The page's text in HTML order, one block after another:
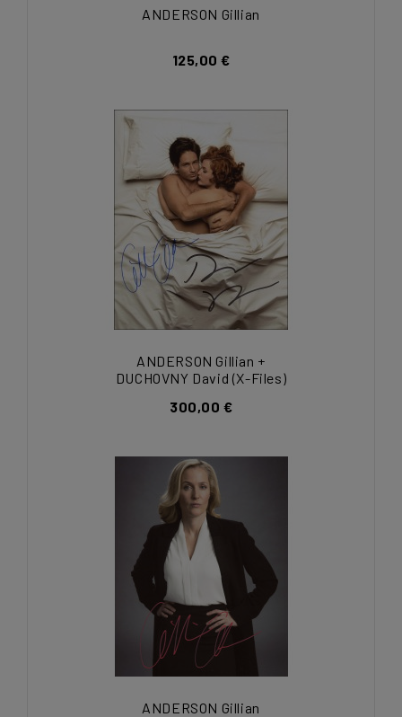
ANDERSON Gillian
125,00 €
ANDERSON Gillian +
DUCHOVNY David (X-Files)
300,00 €
ANDERSON Gillian